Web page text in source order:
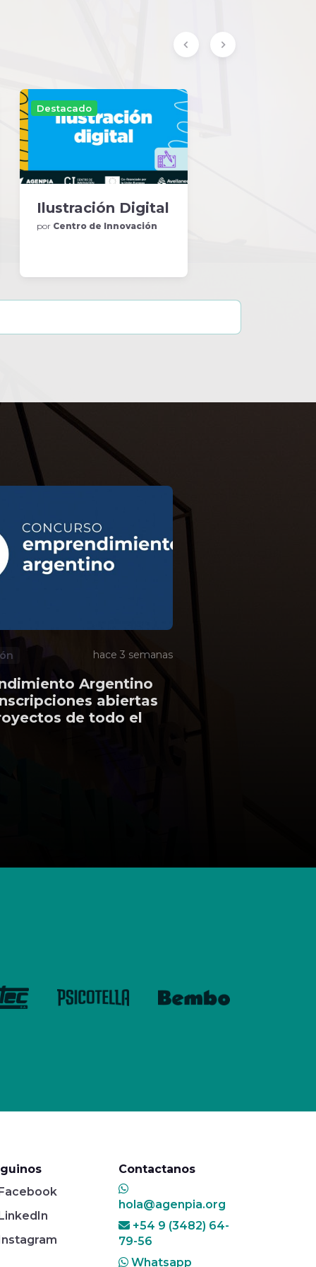
Destacado
Ilustración Digital
por Centro de Innovación
hace 3 semanas
Argentino
abiertas
de todo el
Contactanos
hola@agenpia.org
+54 9 (3482) 64-
79-56
Whatsapp